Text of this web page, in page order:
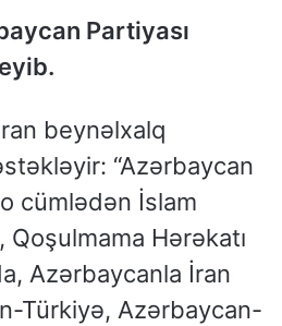
Partiyası
beynəlxalq
“Azərbaycan
cümlədən İslam
Qoşulmama Hərəkatı
Azərbaycanla İran
Türkiyə, Azərbaycan-